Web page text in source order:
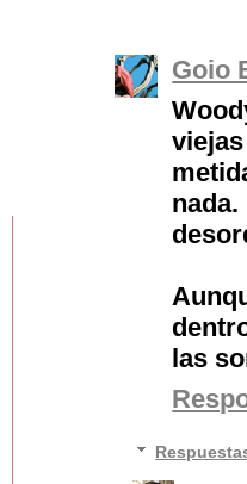
Goio
las